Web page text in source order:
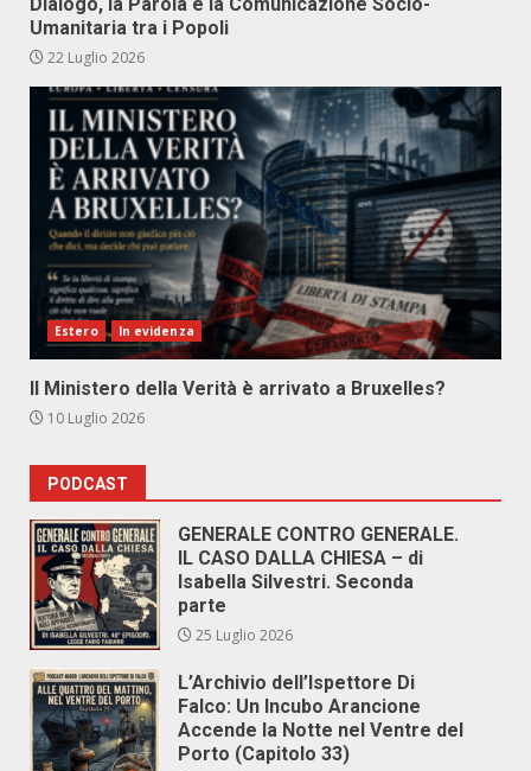
Umanitaria tra i Popoli
22 Luglio 2026
Estero In evidenza
Il Ministero della Verità è arrivato a Bruxelles?
10 Luglio 2026
PODCAST
GENERALE CONTRO GENERALE.
IL CASO DALLA CHIESA – di
Isabella Silvestri. Seconda
parte
25 Luglio 2026
L’Archivio dell’Ispettore Di
Falco: Un Incubo Arancione
Accende la Notte nel Ventre del
Porto (Capitolo 33)